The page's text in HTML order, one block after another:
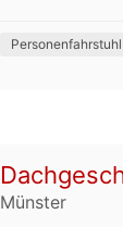
Personenfahrstuhl
Münster